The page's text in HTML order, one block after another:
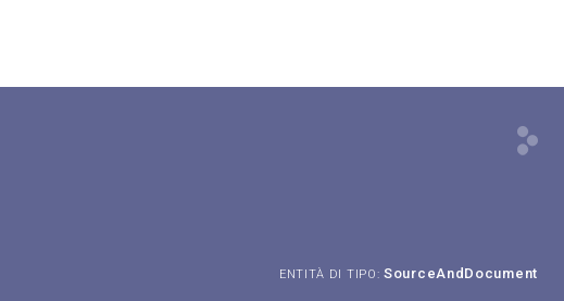
ENTITÀ DI TIPO: SourceAndDocument